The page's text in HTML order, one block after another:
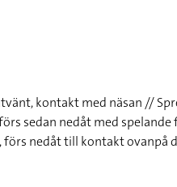
kontakt med näsan //
sedan nedåt med
nedåt till kontakt ovanpå